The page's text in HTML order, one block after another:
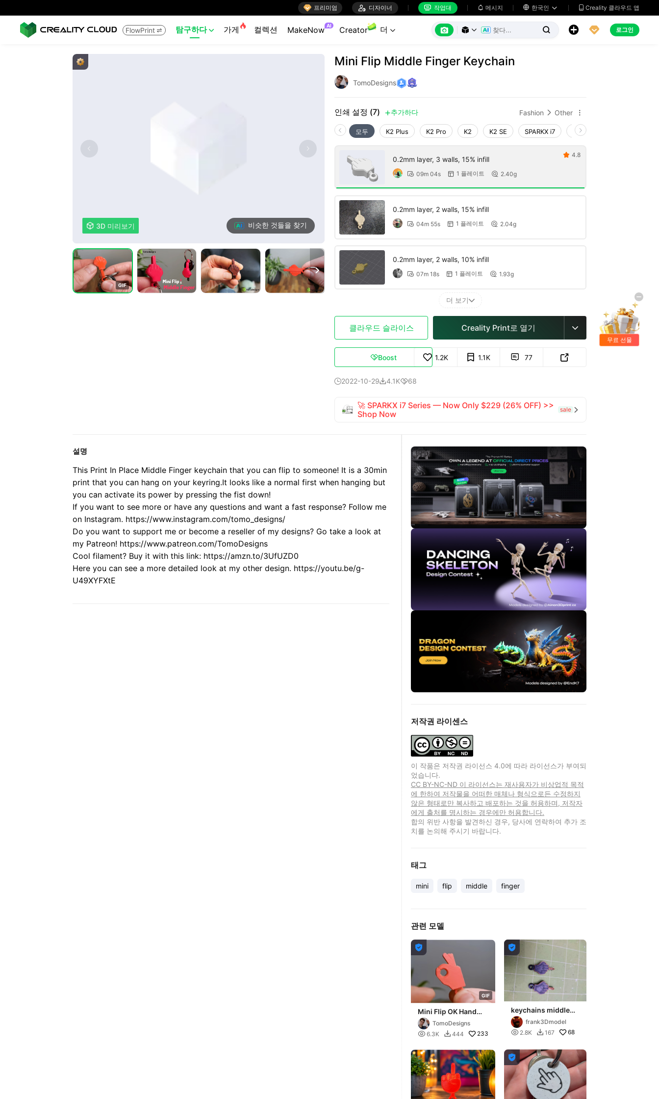
 프리미엄  디자이너  작업대  메시지  한국인   Creality 클라우드 앱
FlowPrint  탐구하다  가게  컬렉션 MakeNow AI Creator 더        로그인
 3D 미리보기 비슷한 것들을 찾기
GIF

Mini Flip Middle Finger Keychain
TomoDesigns
인쇄 설정 (7)  추가하다 Fashion  Other 
모두 K2 Plus K2 Pro K2 K2 SE SPARKX i7 Creality Hi
0.2mm layer, 3 walls, 15% infill
 09m 04s  1 플레이트  2.40g
 4.8
0.2mm layer, 2 walls, 15% infill
 04m 55s  1 플레이트  2.04g
0.2mm layer, 2 walls, 10% infill
 07m 18s  1 플레이트  1.93g
더 보기
클라우드 슬라이스 Creality Print로 열기 
Boost 1.2K 1.1K  77 
2022-10-294.1K68
🚀 SPARKX i7 Series — Now Only $229 (26% OFF) >>
Shop Now
sale 
설명
This Print In Place Middle Finger keychain that you can flip to someone! It is a 30min
print that you can hang on your keyring.It looks like a normal first when hanging but
you can activate its power by pressing the fist down!
If you want to see more or have any questions and want a fast response? Follow me
on Instagram. https://www.instagram.com/tomo_designs/
Do you want to support me or become a reseller of my designs? Go take a look at
my Patreon! https://www.patreon.com/TomoDesigns
Cool filament? Buy it with this link: https://amzn.to/3UfUZD0
Here you can see a more detailed look at my other design. https://youtu.be/g-
U49XYFXtE
저작권 라이센스
이 작품은 저작권 라이선스 4.0에 따라 라이선스가 부여되
었습니다.
CC BY-NC-ND 이 라이선스는 재사용자가 비상업적 목적
에 한하여 저작물을 어떠한 매체나 형식으로든 수정하지
않은 형태로만 복사하고 배포하는 것을 허용하며, 저작자
에게 출처를 명시하는 경우에만 허용합니다.
합의 위반 사항을 발견하신 경우, 당사에 연락하여 추가 조
치를 논의해 주시기 바랍니다.
태그
mini flip middle finger
관련 모델
GIF

Mini Flip OK Hand
KeychainTomoDesigns
 6.3K  444 233

keychains middle
fingerfrank3Dmodel
 2.8K  167 68

무료 선물